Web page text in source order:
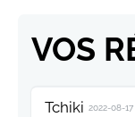
VOS
Tchiki 2022-08-17